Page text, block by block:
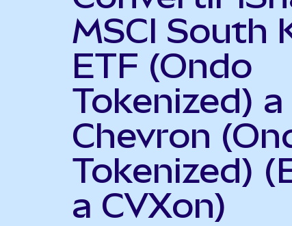
MSCI South
ETF (Ondo
Tokenized) a
Chevron
Tokenized)
a CVXon)